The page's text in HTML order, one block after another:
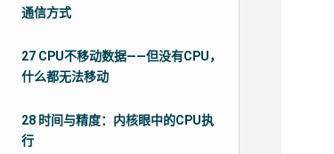
通信方式
27 CPU不移动数据——但没有CPU，
什么都无法移动
28 时间与精度：内核眼中的CPU执
行